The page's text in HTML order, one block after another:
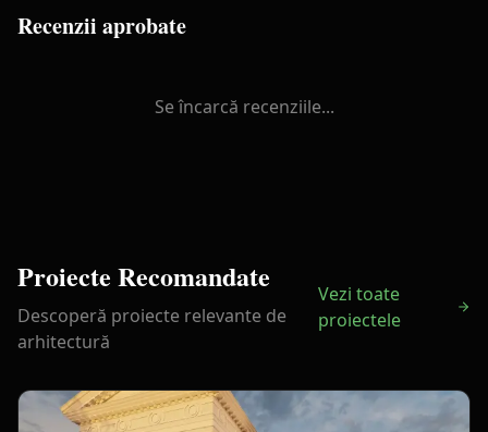
Recenzii aprobate
Se încarcă recenziile...
Proiecte Recomandate
Descoperă proiecte relevante de
arhitectură
Vezi toate
proiectele